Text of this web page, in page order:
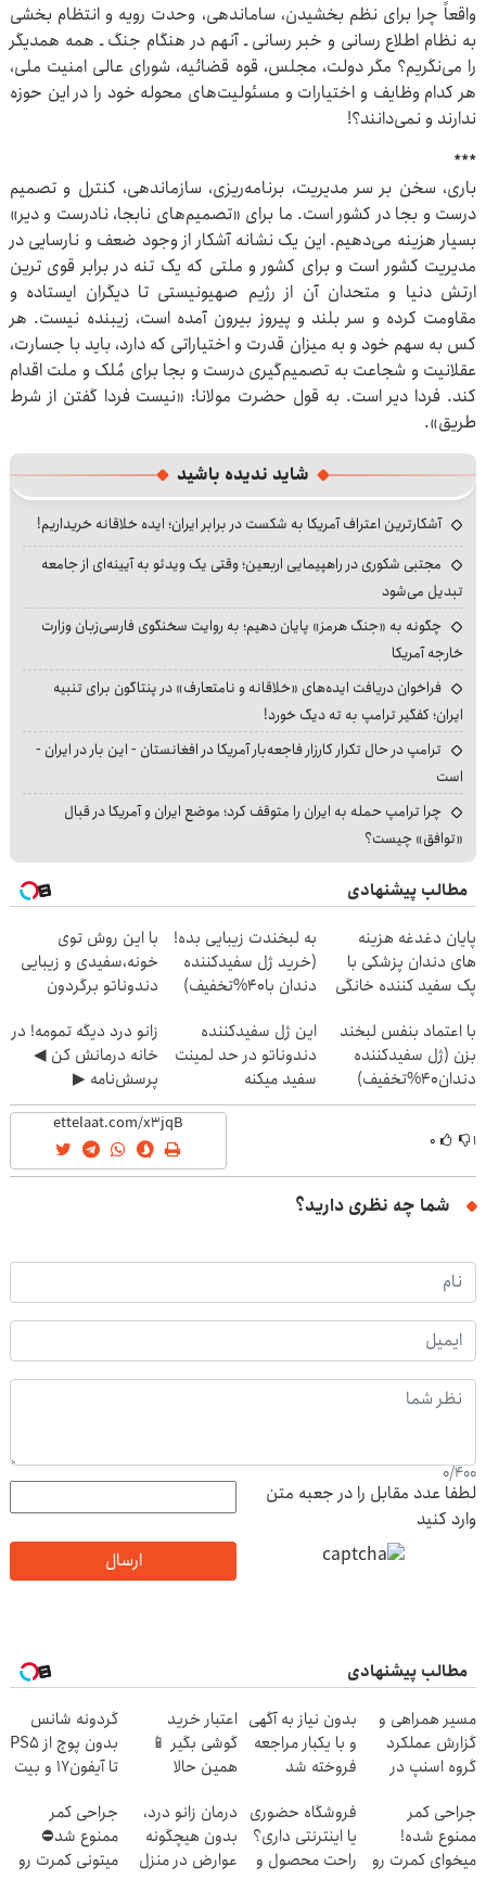
واقعاً چرا برای نظم بخشیدن، ساماندهی، وحدت رویه و انتظام بخشی
به نظام اطلاع رسانی و خبر رسانی ـ آنهم در هنگام جنگ ـ همه همدیگر
را می‌نگریم؟ مگر دولت، مجلس، قوه قضائیه، شورای عالی امنیت ملی،
هر کدام وظایف و اختیارات و مسئولیت‌های محوله خود را در این حوزه
ندارند و نمی‌دانند؟!
***
باری، سخن بر سر مدیریت، برنامه‌ریزی، سازماندهی، کنترل و تصمیم
درست و بجا در کشور است. ما برای «تصمیم‌های نابجا، نادرست و دیر»
بسیار هزینه می‌دهیم. این یک نشانه آشکار از وجود ضعف و نارسایی در
مدیریت کشور است و برای کشور و ملتی که یک تنه در برابر قوی ترین
ارتش دنیا و متحدان آن از رژیم صهیونیستی تا دیگران ایستاده و
مقاومت کرده و سر بلند و پیروز بیرون آمده است، زیبنده نیست. هر
کس به سهم خود و به میزان قدرت و اختیاراتی که دارد، باید با جسارت،
عقلانیت و شجاعت به تصمیم‌گیری درست و بجا برای مُلک و ملت اقدام
کند. فردا دیر است. به قول حضرت مولانا: «نیست فردا گفتن از شرط
طریق».
شاید ندیده باشید
آشکارترین اعتراف آمریکا به شکست در برابر ایران؛ ایده خلاقانه خریداریم!
مجتبی شکوری در راهپیمایی اربعین؛ وقتی یک ویدئو به آیینه‌ای از جامعه
تبدیل می‌شود
چگونه به «جنگ هرمز» پایان دهیم؛ به روایت سخنگوی فارسی‌زبان وزارت
خارجه آمریکا
فراخوان دریافت ایده‌های «خلاقانه و نامتعارف» در پنتاگون برای تنبیه
ایران؛ کفگیر ترامپ به ته دیگ خورد!
ترامپ در حال تکرار کارزار فاجعه‌بار آمریکا در افغانستان - این بار در ایران -
است
چرا ترامپ حمله به ایران را متوقف کرد؛ موضع ایران و آمریکا در قبال
«توافق» چیست؟
مطالب پیشنهادی
پایان دغدغه هزینه
های دندان پزشکی با
پک سفید کننده خانگی
به لبخندت زیبایی بده!
(خرید ژل سفیدکننده
دندان با40%تخفیف)
با این روش توی
خونه،سفیدی و زیبایی
دندوناتو برگردون
با اعتماد بنفس لبخند
بزن (ژل سفیدکننده
دندان40%تخفیف)
این ژل سفیدکننده
دندوناتو در حد لمینت
سفید میکنه
(40%تخفیف)
زانو درد دیگه تمومه! در
خانه درمانش کن ◀
پرسش‌نامه ▶
۱ ۰
شما چه نظری دارید؟
0/400
لطفا عدد مقابل را در جعبه متن
وارد کنید
ارسال
مطالب پیشنهادی
مسیر همراهی و
گزارش عملکرد
گروه اسنپ در
بدون نیاز به آگهی
و با یکبار مراجعه
فروخته شد
اعتبار خرید
گوشی بگیر 📱
همین حالا
بده 🎯
گردونه شانس
بدون پوچ از PS5
تا آیفون17 و بیت
جراحی کمر
ممنوع شده!
میخوای کمرت رو
فروشگاه حضوری
یا اینترنتی داری؟
راحت محصول و
درمان زانو درد،
بدون هیچگونه
عوارض در منزل
جراحی کمر
ممنوع شد⛔
میتونی کمرت رو